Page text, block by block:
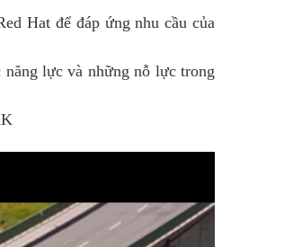
Hat để đáp ứng nhu cầu của
năng lực và những nỗ lực trong